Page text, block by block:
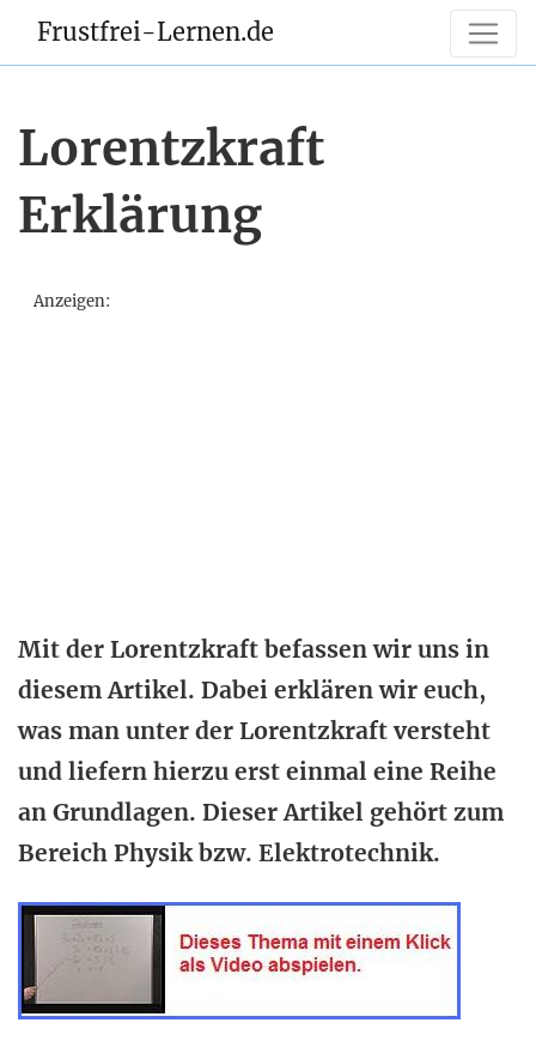
Frustfrei-Lernen.de
Lorentzkraft
Erklärung
Anzeigen:
Mit der Lorentzkraft befassen wir uns in
diesem Artikel. Dabei erklären wir euch,
was man unter der Lorentzkraft versteht
und liefern hierzu erst einmal eine Reihe
an Grundlagen. Dieser Artikel gehört zum
Bereich Physik bzw. Elektrotechnik.